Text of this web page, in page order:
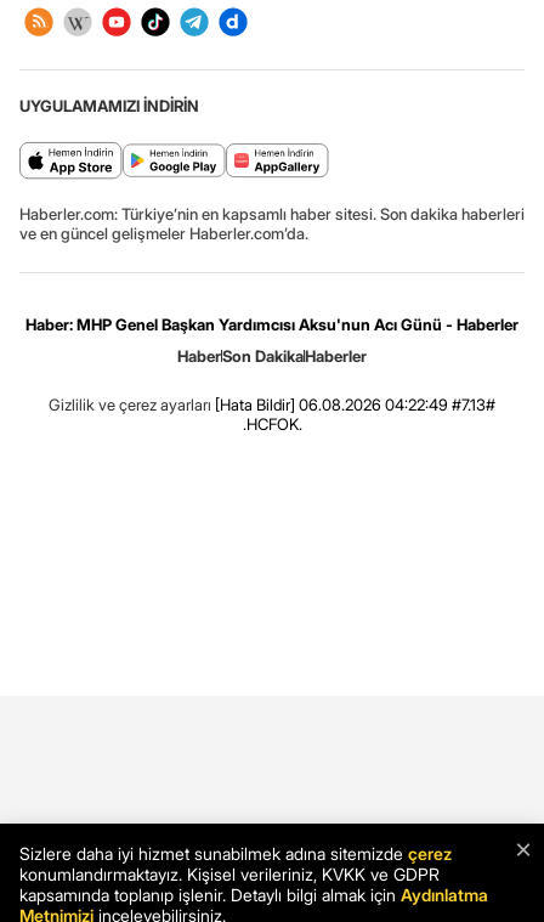
UYGULAMAMIZI İNDİRİN
Haberler.com: Türkiye’nin en kapsamlı haber sitesi. Son dakika haberleri
ve en güncel gelişmeler Haberler.com’da.
Haber: MHP Genel Başkan Yardımcısı Aksu'nun Acı Günü - Haberler
HaberSon DakikaHaberler
Gizlilik ve çerez ayarları [Hata Bildir] 06.08.2026 04:22:49 #7.13#
.HCFOK.
×
Sizlere daha iyi hizmet sunabilmek adına sitemizde çerez
konumlandırmaktayız. Kişisel verileriniz, KVKK ve GDPR
kapsamında toplanıp işlenir. Detaylı bilgi almak için Aydınlatma
Metnimizi inceleyebilirsiniz.